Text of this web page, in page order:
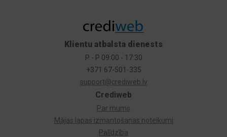
Crediweb
Par mums
Mājas lapas izmantošanas noteikumi
Palīdzība
Klientu atbalsta dienests
P - P 09:00 - 17:30
+371 67-501-335
support@crediweb.lv